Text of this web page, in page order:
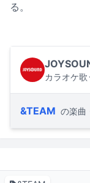
る。
カラオケ
&TEAM の楽曲